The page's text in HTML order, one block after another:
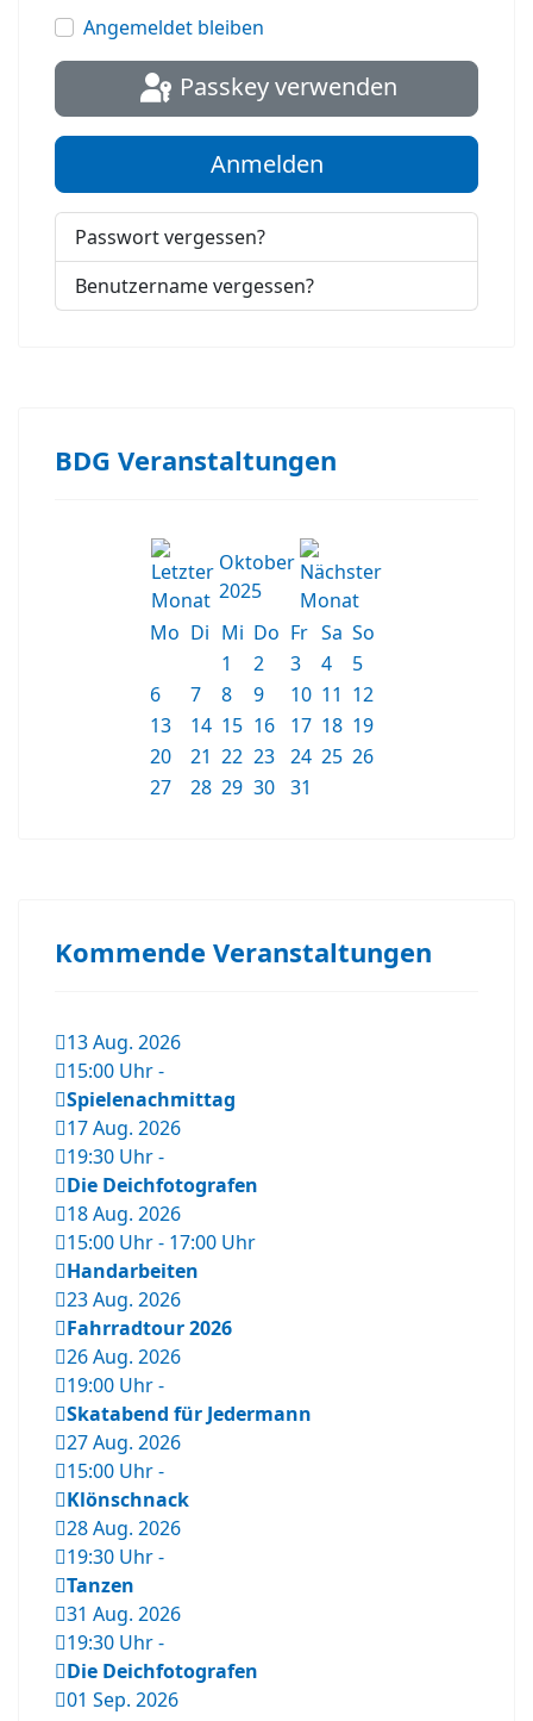
Angemeldet bleiben
Passkey verwenden
Anmelden
Passwort vergessen?
Benutzername vergessen?
BDG Veranstaltungen
Oktober
2025
Mo Di Mi Do Fr Sa So
1
2 3 4
5
6
7 8 9 10 11 12
13
14 15 16 17 18 19
20
21 22 23 24 25 26
27
28 29 30 31
Kommende Veranstaltungen
13 Aug. 2026
15:00 Uhr-
Spielenachmittag
17 Aug. 2026
19:30 Uhr-
Die Deichfotografen
18 Aug. 2026
15:00 Uhr- 17:00 Uhr
Handarbeiten
23 Aug. 2026
Fahrradtour 2026
26 Aug. 2026
19:00 Uhr-
Skatabend für Jedermann
27 Aug. 2026
15:00 Uhr-
Klönschnack
28 Aug. 2026
19:30 Uhr-
Tanzen
31 Aug. 2026
19:30 Uhr-
Die Deichfotografen
01 Sep. 2026